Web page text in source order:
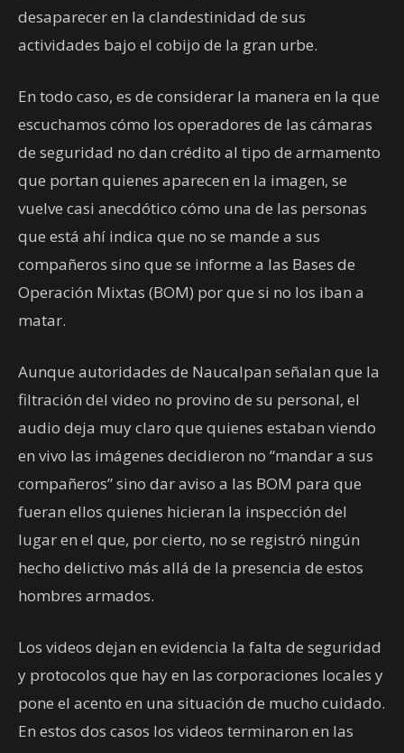
desaparecer en la clandestinidad de sus
actividades bajo el cobijo de la gran urbe.
En todo caso, es de considerar la manera en la que
escuchamos cómo los operadores de las cámaras
de seguridad no dan crédito al tipo de armamento
que portan quienes aparecen en la imagen, se
vuelve casi anecdótico cómo una de las personas
que está ahí indica que no se mande a sus
compañeros sino que se informe a las Bases de
Operación Mixtas (BOM) por que si no los iban a
matar.
Aunque autoridades de Naucalpan señalan que la
filtración del video no provino de su personal, el
audio deja muy claro que quienes estaban viendo
en vivo las imágenes decidieron no “mandar a sus
compañeros” sino dar aviso a las BOM para que
fueran ellos quienes hicieran la inspección del
lugar en el que, por cierto, no se registró ningún
hecho delictivo más allá de la presencia de estos
hombres armados.
Los videos dejan en evidencia la falta de seguridad
y protocolos que hay en las corporaciones locales y
pone el acento en una situación de mucho cuidado.
En estos dos casos los videos terminaron en las